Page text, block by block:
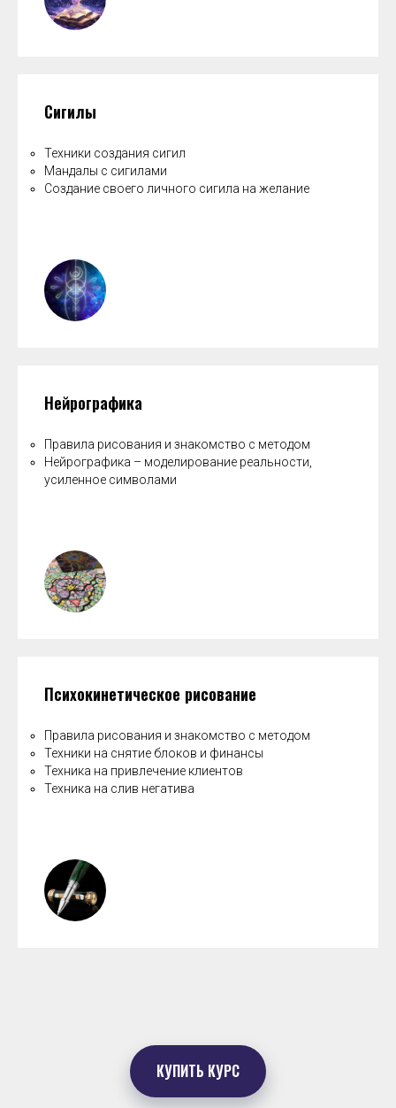
Сигилы
Техники создания сигил
Мандалы с сигилами
Создание своего личного сигила на желание
Нейрографика
Правила рисования и знакомство с методом
Нейрографика – моделирование реальности,
усиленное символами
Психокинетическое рисование
Правила рисования и знакомство с методом
Техники на снятие блоков и финансы
Техника на привлечение клиентов
Техника на слив негатива
КУПИТЬ КУРС